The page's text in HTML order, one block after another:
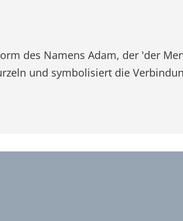
des Namens Adam, der 'der
und symbolisiert die